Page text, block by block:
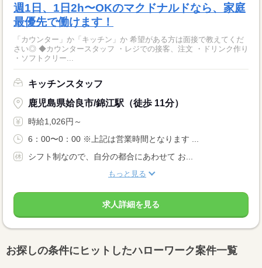
週1日、1日2h〜OKのマクドナルドなら、家庭
最優先で働けます！
「カウンター」か「キッチン」か 希望がある方は面接で教えてくだ
さい◎ ◆カウンタースタッフ ・レジでの接客、注文 ・ドリンク作り
・ソフトクリー...
キッチンスタッフ
鹿児島県姶良市/錦江駅（徒歩 11分）
時給1,026円～
6：00〜0：00 ※上記は営業時間となります ...
シフト制なので、自分の都合にあわせて お...
もっと見る
求人詳細を見る
お探しの条件にヒットしたハローワーク案件一覧